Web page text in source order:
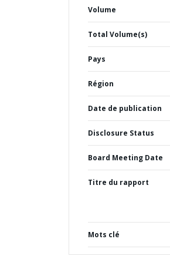
Volume
Total Volume(s)
Pays
Région
Date de publication
Disclosure Status
Board Meeting Date
Titre du rapport
Mots clé